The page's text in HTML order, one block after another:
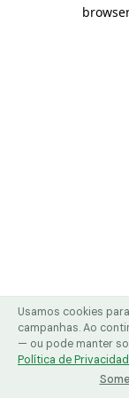
Usamos cookies
campanhas. Ao
— ou pode manter
Política de